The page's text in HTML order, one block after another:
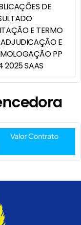
DE
E TERMO
E
PP
2025 SAAS
Valor Contrato